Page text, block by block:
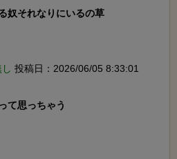
奴それなりにいるの草
投稿日：2026/06/05 8:33:01
て思っちゃう